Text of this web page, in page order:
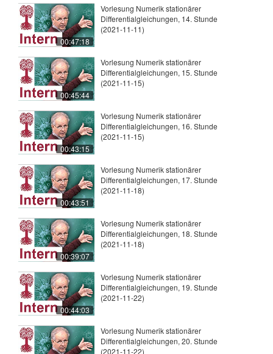
00:47:18
Vorlesung Numerik stationärer
Differentialgleichungen, 14. Stunde
(2021-11-11)
00:45:44
Vorlesung Numerik stationärer
Differentialgleichungen, 15. Stunde
(2021-11-15)
00:43:15
Vorlesung Numerik stationärer
Differentialgleichungen, 16. Stunde
(2021-11-15)
00:43:51
Vorlesung Numerik stationärer
Differentialgleichungen, 17. Stunde
(2021-11-18)
00:39:07
Vorlesung Numerik stationärer
Differentialgleichungen, 18. Stunde
(2021-11-18)
00:44:03
Vorlesung Numerik stationärer
Differentialgleichungen, 19. Stunde
(2021-11-22)
Vorlesung Numerik stationärer
Differentialgleichungen, 20. Stunde
(2021-11-22)